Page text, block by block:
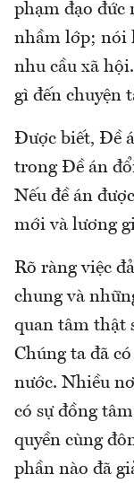
phạm đạo đức
nhầm lớp; nói
nhu cầu xã
gì đến chuyện
Được biết, Đề
trong Đề án
Nếu đề án
mới và lương
Rõ ràng việc
chung và
quan tâm thật
Chúng ta đã
nước. Nhiều
có sự đồng
quyền cùng
phần nào đã